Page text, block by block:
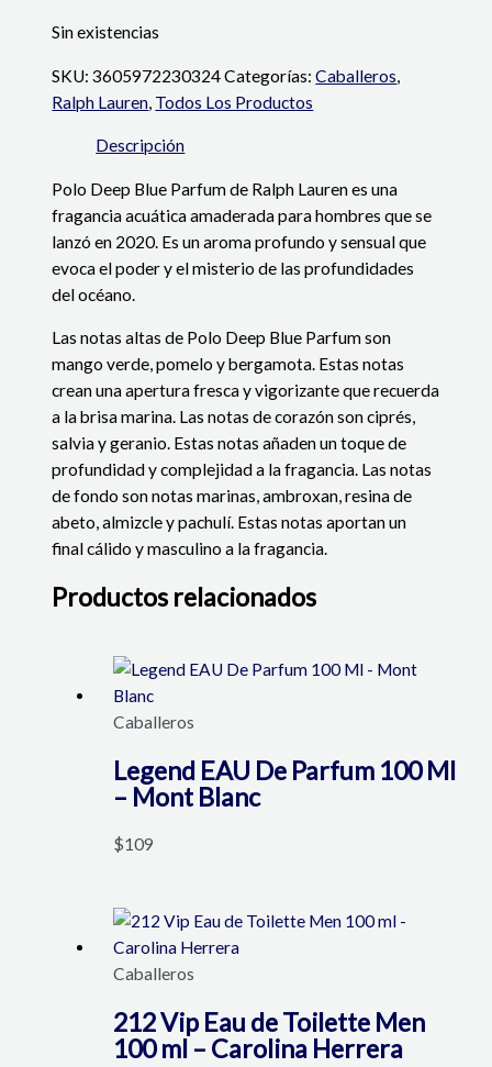
Sin existencias
SKU:3605972230324Categorías:Caballeros,
Ralph Lauren, Todos Los Productos
Descripción
Polo Deep Blue Parfum de Ralph Lauren es una
fragancia acuática amaderada para hombres que se
lanzó en 2020. Es un aroma profundo y sensual que
evoca el poder y el misterio de las profundidades
del océano.
Las notas altas de Polo Deep Blue Parfum son
mango verde, pomelo y bergamota. Estas notas
crean una apertura fresca y vigorizante que recuerda
a la brisa marina. Las notas de corazón son ciprés,
salvia y geranio. Estas notas añaden un toque de
profundidad y complejidad a la fragancia. Las notas
de fondo son notas marinas, ambroxan, resina de
abeto, almizcle y pachulí. Estas notas aportan un
final cálido y masculino a la fragancia.
Productos relacionados
Caballeros
Legend EAU De Parfum 100 Ml
– Mont Blanc
$109
Caballeros
212 Vip Eau de Toilette Men
100 ml – Carolina Herrera